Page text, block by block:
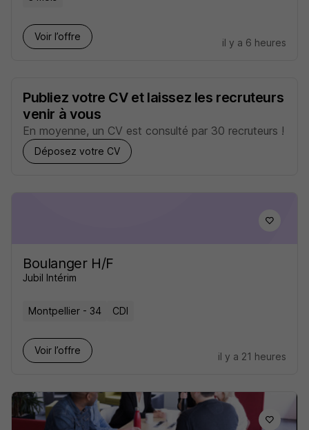
Voir l’offre
il y a 6 heures
Publiez votre CV et laissez les recruteurs
venir à vous
En moyenne, un CV est consulté par 30 recruteurs !
Déposez votre CV
Boulanger H/F
Jubil Intérim
Montpellier - 34 CDI
Voir l’offre
il y a 21 heures